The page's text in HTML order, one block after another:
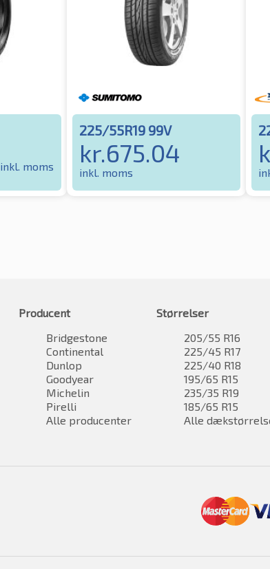
inkl. moms
225/55R19 99V
kr.675.04
inkl. moms
Producent
Bridgestone
Continental
Dunlop
Goodyear
Michelin
Pirelli
Alle producenter
Størrelser
205/55 R16
225/45 R17
225/40 R18
195/65 R15
235/35 R19
185/65 R15
Alle